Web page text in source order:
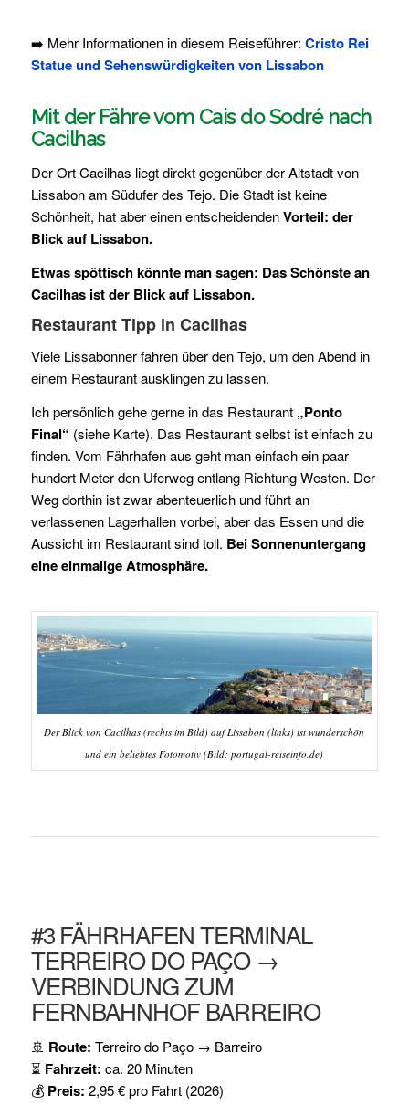
➡️ Mehr Informationen in diesem Reiseführer: Cristo Rei
Statue und Sehenswürdigkeiten von Lissabon
Mit der Fähre vom Cais do Sodré nach
Cacilhas
Der Ort Cacilhas liegt direkt gegenüber der Altstadt von
Lissabon am Südufer des Tejo. Die Stadt ist keine
Schönheit, hat aber einen entscheidendenVorteil: der
Blick auf Lissabon.
Etwas spöttisch könnte man sagen: Das Schönste an
Cacilhas ist der Blick auf Lissabon.
Restaurant Tipp in Cacilhas
Viele Lissabonner fahren über den Tejo, um den Abend in
einem Restaurant ausklingen zu lassen.
Ich persönlich gehe gerne in das Restaurant „Ponto
Final“ (siehe Karte). Das Restaurant selbst ist einfach zu
finden. Vom Fährhafen aus geht man einfach ein paar
hundert Meter den Uferweg entlang Richtung Westen. Der
Weg dorthin ist zwar abenteuerlich und führt an
verlassenen Lagerhallen vorbei, aber das Essen und die
Aussicht im Restaurant sind toll. Bei Sonnenuntergang
eine einmalige Atmosphäre.
Der Blick von Cacilhas (rechts im Bild) auf Lissabon (links) ist wunderschön
und ein beliebtes Fotomotiv (Bild: portugal-reiseinfo.de)
#3 FÄHRHAFEN TERMINAL
TERREIRO DO PAÇO →
VERBINDUNG ZUM
FERNBAHNHOF BARREIRO
🚢 Route: Terreiro do Paço → Barreiro
⏳ Fahrzeit: ca. 20 Minuten
💰 Preis: 2,95 € pro Fahrt (2026)